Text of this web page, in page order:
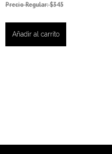
Precio Regular: $345
Añadir al carrito